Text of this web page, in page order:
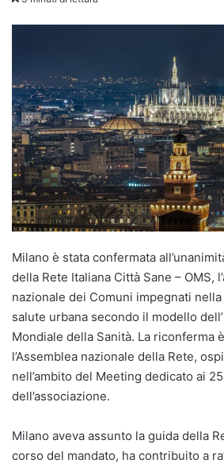
Milano è stata confermata
della Rete Italiana Città Sane – OMS,
nazionale dei Comuni impegnati
salute urbana secondo il modello
Mondiale della Sanità. La riconferma
l’Assemblea nazionale della Rete,
nell’ambito del Meeting dedicato ai
dell’associazione.
Milano aveva assunto la guida della
corso del mandato, ha contribuito a